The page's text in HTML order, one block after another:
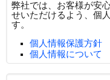
弊社では、お客様が安
せいただけるよう、個
す。
個人情報保護方針
個人情報について